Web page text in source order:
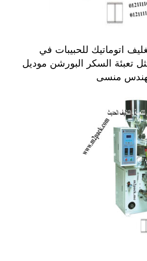
اتوماتيك للحبيبات في
تعبئة السكر البورشن موديل